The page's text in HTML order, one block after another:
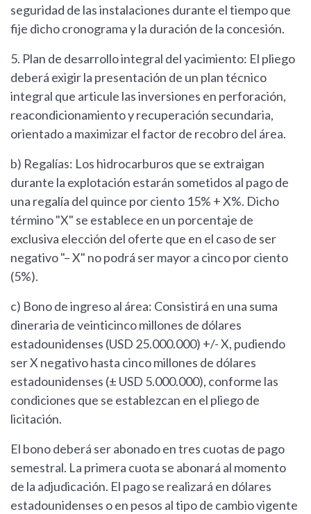
seguridad de las instalaciones durante el tiempo que
fije dicho cronograma y la duración de la concesión.
5. Plan de desarrollo integral del yacimiento: El pliego
deberá exigir la presentación de un plan técnico
integral que articule las inversiones en perforación,
reacondicionamiento y recuperación secundaria,
orientado a maximizar el factor de recobro del área.
b) Regalías: Los hidrocarburos que se extraigan
durante la explotación estarán sometidos al pago de
una regalía del quince por ciento 15% + X%. Dicho
término "X" se establece en un porcentaje de
exclusiva elección del oferte que en el caso de ser
negativo "– X" no podrá ser mayor a cinco por ciento
(5%).
c) Bono de ingreso al área: Consistirá en una suma
dineraria de veinticinco millones de dólares
estadounidenses (USD 25.000.000) +/- X, pudiendo
ser X negativo hasta cinco millones de dólares
estadounidenses (± USD 5.000.000), conforme las
condiciones que se establezcan en el pliego de
licitación.
El bono deberá ser abonado en tres cuotas de pago
semestral. La primera cuota se abonará al momento
de la adjudicación. El pago se realizará en dólares
estadounidenses o en pesos al tipo de cambio vigente